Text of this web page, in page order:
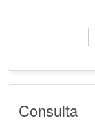
Consulta